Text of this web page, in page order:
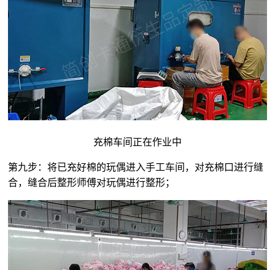
充棉车间正在作业中
第九步：将已充好棉的玩偶进入手工车间，对充棉口进行缝
合，缝合后整形师傅对玩偶进行整形；